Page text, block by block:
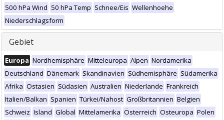
500 hPa Wind 50 hPa Temp Schnee/Eis Wellenhoehe
Niederschlagsform
Gebiet
Europa Nordhemisphäre Mitteleuropa Alpen Nordamerika
Deutschland Dänemark Skandinavien Südhemisphäre Südamerika
Afrika Ostasien Südasien Australien Niederlande Frankreich
Italien/Balkan Spanien Türkei/Nahost Großbritannien Belgien
Schweiz Island Global Mittelamerika Österreich Osteuropa Polen